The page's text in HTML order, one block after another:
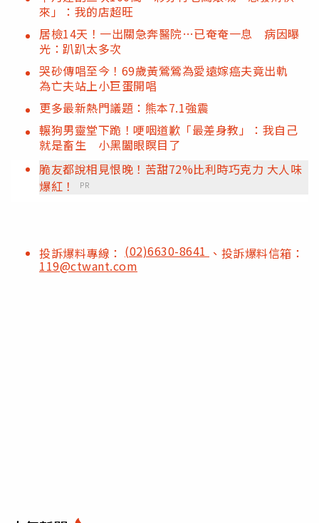
來」：我的店超旺
居檢14天！一出關急奔醫院…已奄奄一息 病因曝
光：趴趴太多次
哭砂傳唱至今！69歲黃鶯鶯為愛遠嫁癌夫竟出軌
為亡夫站上小巨蛋開唱
更多最新熱門議題：熊本7.1強震
輾狗男靈堂下跪！哽咽道歉「最差身教」：我自己
就是畜生 小黑闔眼瞑目了
脆友都說相見恨晚！苦甜72%比利時巧克力 大人味
爆紅！
PR
投訴爆料專線： (02)6630-8641 、投訴爆料信箱：
119@ctwant.com